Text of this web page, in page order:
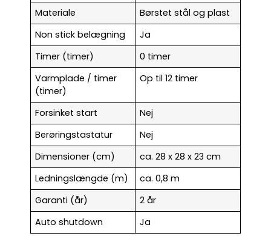
Materiale
Børstet stål og plast
Non stick belægning
Ja
Timer (timer)
0 timer
Varmplade / timer
(timer)
Op til 12 timer
Forsinket start
Nej
Berøringstastatur
Nej
Dimensioner (cm)
ca. 28 x 28 x 23 cm
Ledningslængde (m)
ca. 0,8 m
Garanti (år)
2 år
Auto shutdown
Ja